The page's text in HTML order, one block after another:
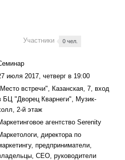
Участники 0 чел.
июля 2017, четверг в 19:00
встречи", Казанская, 7, вход
БЦ "Дворец Кварнеги", Музик-
2-й этаж
агентство Serenity
директора по
предприниматели,
CEO, руководители